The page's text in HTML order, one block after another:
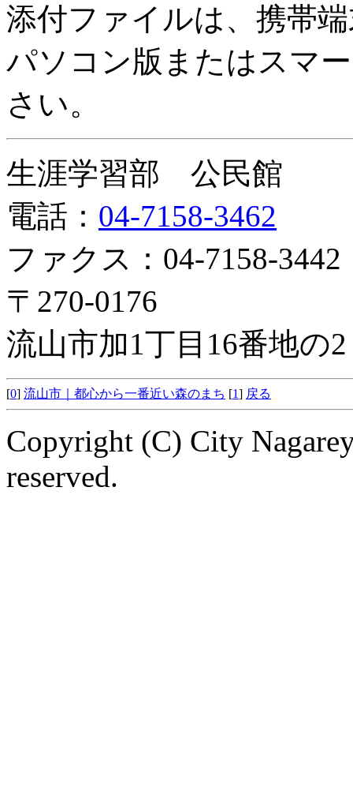
添付ファイルは、携帯
パソコン版またはスマ
さい。
生涯学習部 公民館
電話： 04-7158-3462
ファクス：04-7158-3442
〒270-0176
流山市加1丁目16番地
[0] 流山市｜都心から一番近い森のまち [1] 戻る
Copyright (C) City
reserved.